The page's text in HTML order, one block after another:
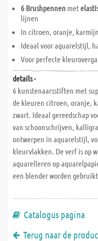
6 Brushpennen met
lijnen
In citroen, oranje,
Ideaal voor aquarelstijl,
Voor perfecte
details -
6 kunstenaarsstiften met
de kleuren citroen, oranje,
zwart. Ideaal gereedschap
van schoonschrijven,
ontwerpen in aquarelstijl,
kleurvlakken. De verf is op
aquarelleren op
een blender worden
Catalogus pagina
Terug naar de